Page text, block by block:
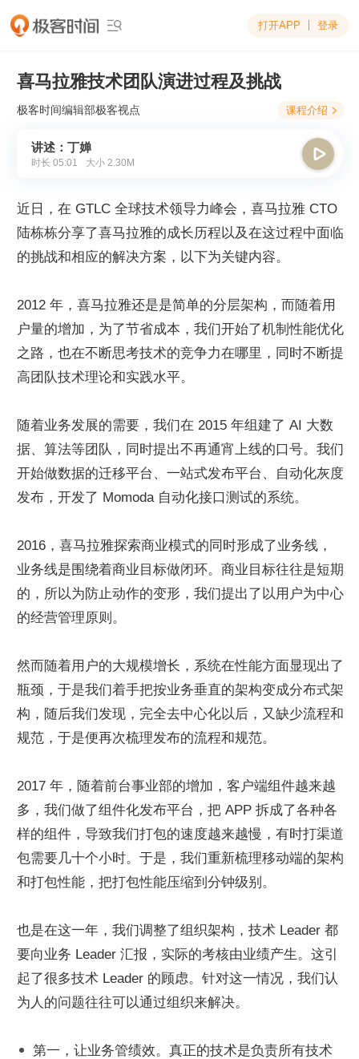
 打开APP 登录
喜马拉雅技术团队演进过程及挑战
极客时间编辑部极客视点 课程介绍 
讲述：丁婵
时长 05:01 大小 2.30M

近日，在 GTLC 全球技术领导力峰会，喜马拉雅 CTO
陆栋栋分享了喜马拉雅的成长历程以及在这过程中面临
的挑战和相应的解决方案，以下为关键内容。
2012 年，喜马拉雅还是是简单的分层架构，而随着用
户量的增加，为了节省成本，我们开始了机制性能优化
之路，也在不断思考技术的竞争力在哪里，同时不断提
高团队技术理论和实践水平。
随着业务发展的需要，我们在 2015 年组建了 AI 大数
据、算法等团队，同时提出不再通宵上线的口号。我们
开始做数据的迁移平台、一站式发布平台、自动化灰度
发布，开发了 Momoda 自动化接口测试的系统。
2016，喜马拉雅探索商业模式的同时形成了业务线，
业务线是围绕着商业目标做闭环。商业目标往往是短期
的，所以为防止动作的变形，我们提出了以用户为中心
的经营管理原则。
然而随着用户的大规模增长，系统在性能方面显现出了
瓶颈，于是我们着手把按业务垂直的架构变成分布式架
构，随后我们发现，完全去中心化以后，又缺少流程和
规范，于是便再次梳理发布的流程和规范。
2017 年，随着前台事业部的增加，客户端组件越来越
多，我们做了组件化发布平台，把 APP 拆成了各种各
样的组件，导致我们打包的速度越来越慢，有时打渠道
包需要几十个小时。于是，我们重新梳理移动端的架构
和打包性能，把打包性能压缩到分钟级别。
也是在这一年，我们调整了组织架构，技术 Leader 都
要向业务 Leader 汇报，实际的考核由业绩产生。这引
起了很多技术 Leader 的顾虑。针对这一情况，我们认
为人的问题往往可以通过组织来解决。
第一，让业务管绩效。真正的技术是负责所有技术